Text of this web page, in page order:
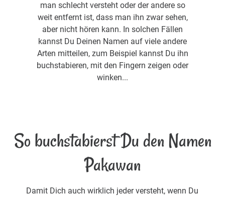
man schlecht versteht oder der andere so
weit entfernt ist, dass man ihn zwar sehen,
aber nicht hören kann. In solchen Fällen
kannst Du Deinen Namen auf viele andere
Arten mitteilen, zum Beispiel kannst Du ihn
buchstabieren, mit den Fingern zeigen oder
winken...
So buchstabierst Du den Namen
Pakawan
Damit Dich auch wirklich jeder versteht, wenn Du